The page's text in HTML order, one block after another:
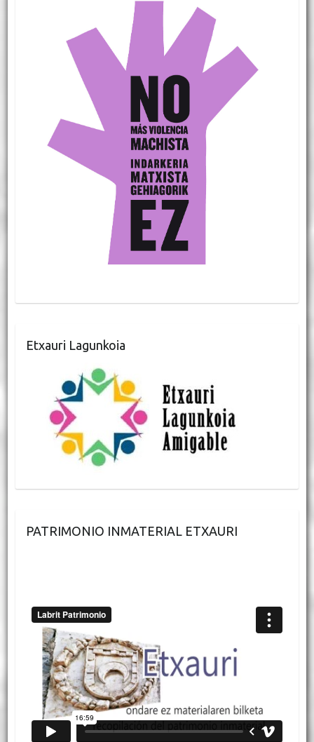
Etxauri Lagunkoia
PATRIMONIO INMATERIAL ETXAURI